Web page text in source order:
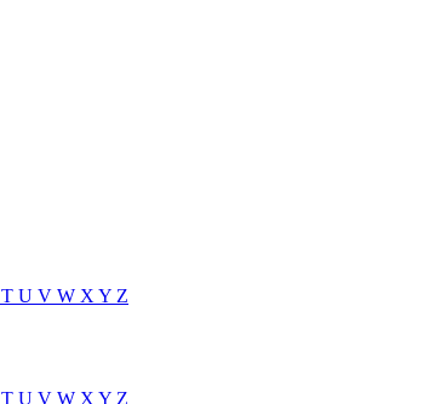
T U V W XY Z
T U V W X Y Z